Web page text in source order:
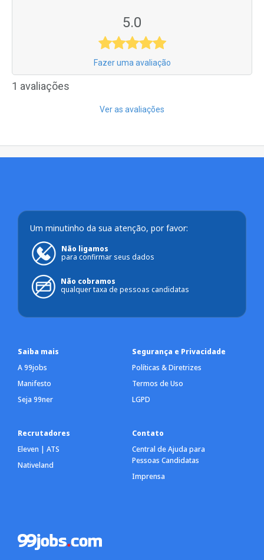
5.0
Fazer uma avaliação
1 avaliações
Ver as avaliações
Saiba mais
A 99jobs
Manifesto
Seja 99ner
Segurança e Privacidade
Políticas & Diretrizes
Termos de Uso
LGPD
Recrutadores
Eleven | ATS
Nativeland
Contato
Central de Ajuda para
Pessoas Candidatas
Imprensa
Um minutinho da sua atenção, por favor:
Não ligamos
para confirmar seus dados
Não cobramos
qualquer taxa de pessoas candidatas